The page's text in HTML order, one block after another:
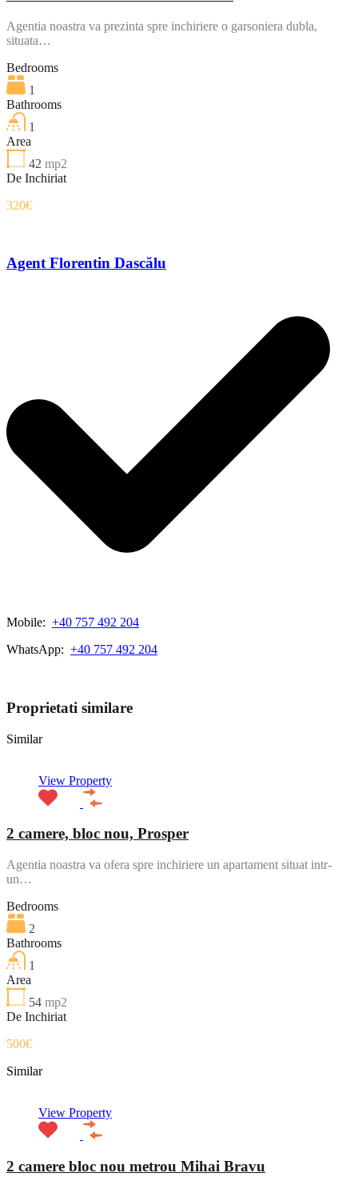
Agentia noastra va prezinta spre inchiriere o garsoniera dubla,
situata…
Bedrooms
1
Bathrooms
1
Area
42 mp2
De Inchiriat
320€
Agent Florentin Dascălu
Mobile: +40 757 492 204
WhatsApp: +40 757 492 204
Proprietati similare
Similar
View Property
2 camere, bloc nou, Prosper
Agentia noastra va ofera spre inchiriere un apartament situat intr-
un…
Bedrooms
2
Bathrooms
1
Area
54 mp2
De Inchiriat
500€
Similar
View Property
2 camere bloc nou metrou Mihai Bravu